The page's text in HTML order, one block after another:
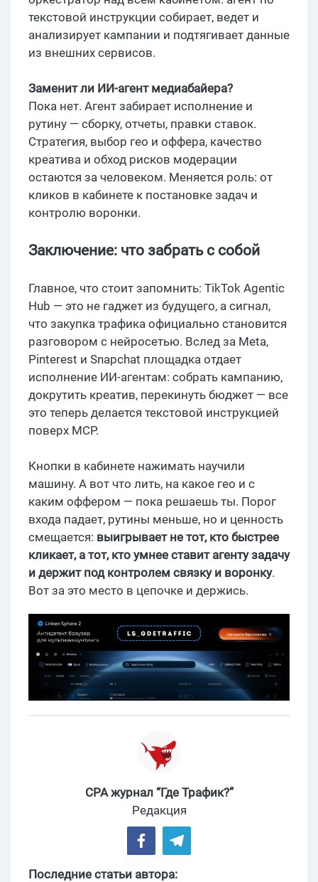
текстовой инструкции собирает, ведет и
анализирует кампании и подтягивает данные
из внешних сервисов.
Заменит ли ИИ-агент медиабайера?
Пока нет. Агент забирает исполнение и
рутину — сборку, отчеты, правки ставок.
Стратегия, выбор гео и оффера, качество
креатива и обход рисков модерации
остаются за человеком. Меняется роль: от
кликов в кабинете к постановке задач и
контролю воронки.
Заключение: что забрать с собой
Главное, что стоит запомнить: TikTok Agentic
Hub — это не гаджет из будущего, а сигнал,
что закупка трафика официально становится
разговором с нейросетью. Вслед за Meta,
Pinterest и Snapchat площадка отдает
исполнение ИИ-агентам: собрать кампанию,
докрутить креатив, перекинуть бюджет — все
это теперь делается текстовой инструкцией
поверх MCP.
Кнопки в кабинете нажимать научили
машину. А вот что лить, на какое гео и с
каким оффером — пока решаешь ты. Порог
входа падает, рутины меньше, но и ценность
смещается: выигрывает не тот, кто быстрее
кликает, а тот, кто умнее ставит агенту задачу
и держит под контролем связку и воронку.
Вот за это место в цепочке и держись.
CPA журнал “Где Трафик?”
Редакция
Последние статьи автора: